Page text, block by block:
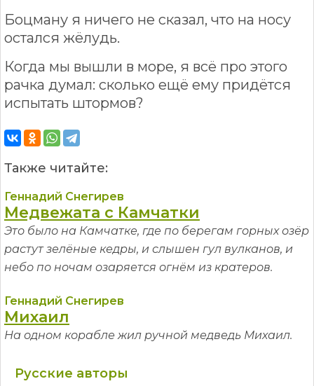
Боцману я ничего не сказал, что на носу
остался жёлудь.
Когда мы вышли в море, я всё про этого
рачка думал: сколько ещё ему придётся
испытать штормов?
Также читайте:
Геннадий Снегирев
Медвежата с Камчатки
Это было на Камчатке, где по берегам горных озёр
растут зелёные кедры, и слышен гул вулканов, и
небо по ночам озаряется огнём из кратеров.
Геннадий Снегирев
Михаил
На одном корабле жил ручной медведь Михаил.
Русские авторы